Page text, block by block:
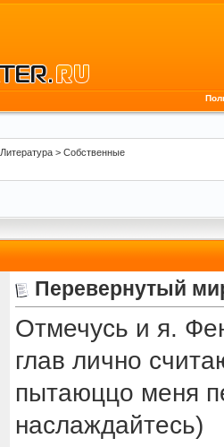
Литература > Собственные
Перевернутый
Отмечусь и я.
глав лично
пытаюццо меня
наслаждайтесь)